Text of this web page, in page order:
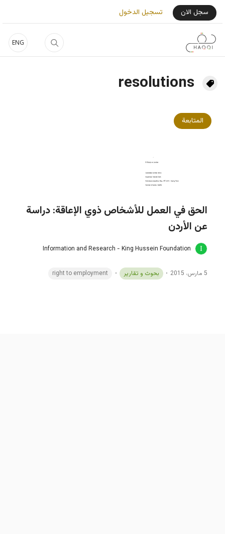
تجاوز إلى المحتوى الرئيسي
ENG
User Login Menu
سجل الان تسجيل الدخول
resolutions
المتابعة
الحق في العمل للأشخاص ذوي الإعاقة: دراسة
عن الأردن
Information and Research - King Hussein Foundation
5 مارس، 2015 بحوث و تقارير right to employment